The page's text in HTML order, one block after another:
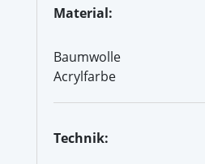
Material:
Baumwolle
Acrylfarbe
Technik: